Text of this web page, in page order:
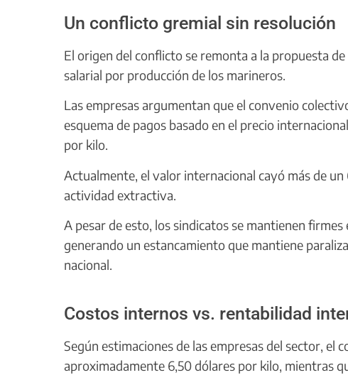
Un conflicto gremial sin resolución
El origen del conflicto se remonta a la propuesta
salarial por producción de los marineros.
Las empresas argumentan que el convenio
esquema de pagos basado en el precio
por kilo.
Actualmente, el valor internacional cayó más de
actividad extractiva.
A pesar de esto, los sindicatos se mantienen
generando un estancamiento que mantiene
nacional.
Costos internos vs. rentabilidad
Según estimaciones de las empresas del sector, el
aproximadamente 6,50 dólares por kilo, mientras